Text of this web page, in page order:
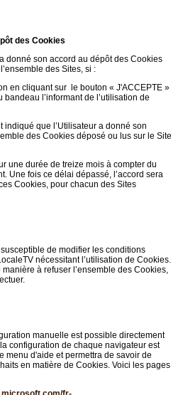
des Cookies
donné son accord au dépôt des Cookies
des Sites, si :
en cliquant sur le bouton « J'ACCEPTE »
bandeau l’informant de l’utilisation de
indiqué que l’Utilisateur a donné son
des Cookies déposé ou lus sur le Site
une durée de treize mois à compter du
Une fois ce délai dépassé, l’accord sera
Cookies, pour chacun des Sites
de modifier les conditions
nécessitant l’utilisation de Cookies.
à refuser l’ensemble des Cookies,
manuelle est possible directement
configuration de chaque navigateur est
menu d'aide et permettra de savoir de
en matière de Cookies. Voici les pages